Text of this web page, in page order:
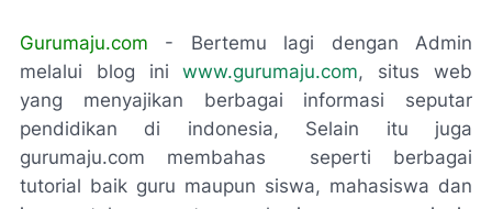
Gurumaju.com - Bertemu lagi dengan Admin
melalui blog iniwww.gurumaju.com, situs web
yang menyajikan berbagai informasi seputar
pendidikan di indonesia, Selain itu juga
gurumaju.com membahas seperti berbagai
tutorial baik guru maupun siswa, mahasiswa dan